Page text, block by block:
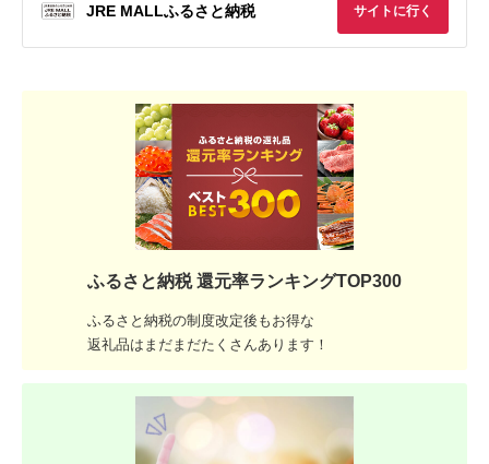
JRE MALLふるさと納税 サイトに行く
ふるさと納税 還元率ランキングTOP300
ふるさと納税の制度改定後もお得な
返礼品はまだまだたくさんあります！